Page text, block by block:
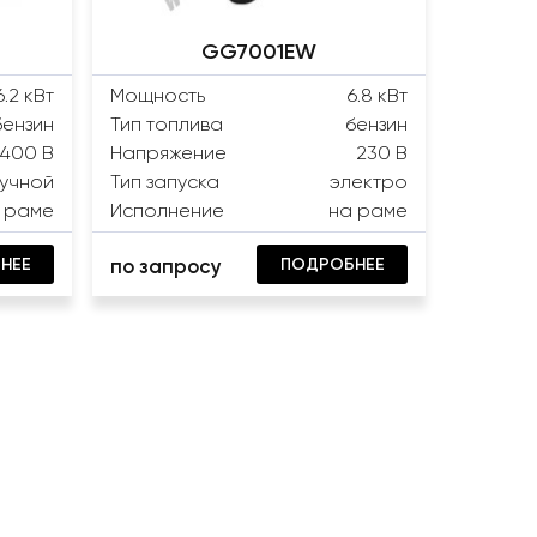
кВт
В
раме
GG7001EW
Мощность
6.8 кВт
Тип топлива
бензин
Напряжение
230 В
Тип запуска
электро
Исполнение
на раме
по запросу ПОДРОБНЕЕ